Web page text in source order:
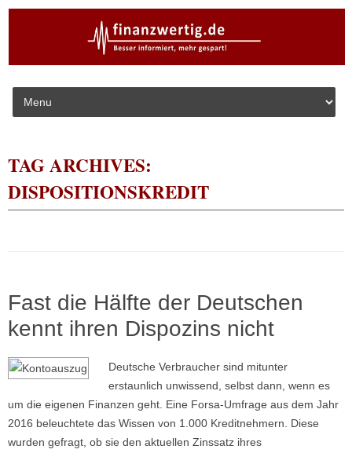
Skip to content
TAG ARCHIVES:
DISPOSITIONSKREDIT
Fast die Hälfte der Deutschen
kennt ihren Dispozins nicht
Deutsche Verbraucher sind mitunter
erstaunlich unwissend, selbst dann, wenn es
um die eigenen Finanzen geht. Eine Forsa-Umfrage aus dem Jahr
2016 beleuchtete das Wissen von 1.000 Kreditnehmern. Diese
wurden gefragt, ob sie den aktuellen Zinssatz ihres